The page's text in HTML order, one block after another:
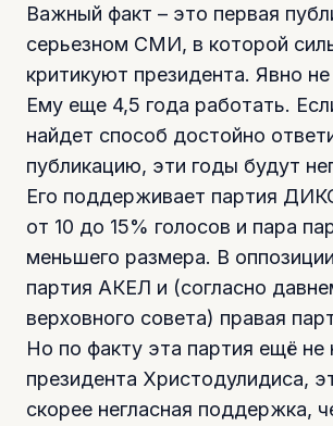
Важный факт – это первая
серьезном СМИ, в которой
критикуют президента. Явно
Ему еще 4,5 года работать.
найдет способ достойно
публикацию, эти годы будут
Его поддерживает партия
от 10 до 15% голосов и пара
меньшего размера. В
партия АКЕЛ и (согласно
верховного совета) правая
Но по факту эта партия ещё не
президента Христодулидиса,
скорее негласная поддержка,